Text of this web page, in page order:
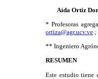
Aída Ortiz
* Profesoras
ortiza@agr.ucv.ve ;
** Ingeniero
RESUMEN
Este estudio tiene